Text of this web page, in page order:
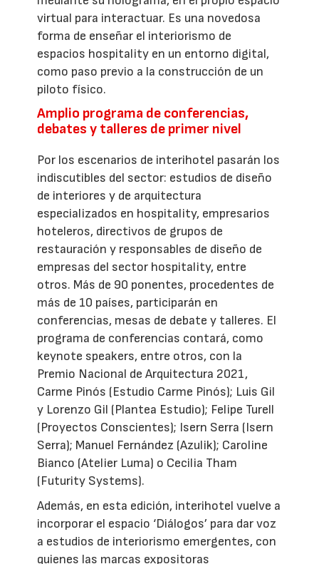
virtual para interactuar. Es una novedosa
forma de enseñar el interiorismo de
espacios hospitality en un entorno digital,
como paso previo a la construcción de un
piloto físico.
Amplio programa de conferencias,
debates y talleres de primer nivel
Por los escenarios de interihotel pasarán los
indiscutibles del sector: estudios de diseño
de interiores y de arquitectura
especializados en hospitality, empresarios
hoteleros, directivos de grupos de
restauración y responsables de diseño de
empresas del sector hospitality, entre
otros. Más de 90 ponentes, procedentes de
más de 10 países, participarán en
conferencias, mesas de debate y talleres. El
programa de conferencias contará, como
keynote speakers, entre otros, con la
Premio Nacional de Arquitectura 2021,
Carme Pinós (Estudio Carme Pinós); Luis Gil
y Lorenzo Gil (Plantea Estudio); Felipe Turell
(Proyectos Conscientes); Isern Serra (Isern
Serra); Manuel Fernández (Azulik); Caroline
Bianco (Atelier Luma) o Cecilia Tham
(Futurity Systems).
Además, en esta edición, interihotel vuelve a
incorporar el espacio ‘Diálogos’ para dar voz
a estudios de interiorismo emergentes, con
quienes las marcas expositoras